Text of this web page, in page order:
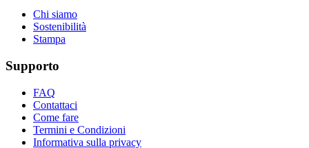
Chi siamo
Sostenibilità
Stampa
Supporto
FAQ
Contattaci
Come fare
Termini e Condizioni
Informativa sulla privacy